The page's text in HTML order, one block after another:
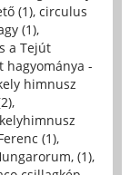
(1), circulus
(1),
a Tejút
hagyománya -
himnusz
,
(1),
(1),